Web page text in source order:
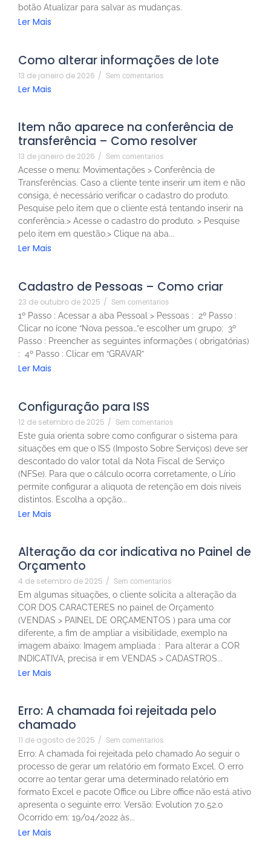
botão Atualizar para salvar as mudanças.
Ler Mais
Como alterar informações de lote
13 de janeiro de 2026 / Sem comentarios
Ler Mais
Item não aparece na conferência de
transferência – Como resolver
13 de janeiro de 2026 / Sem comentarios
Acesse o menu: Movimentações > Conferência de
Transferências. Caso a cliente tente inserir um item e não
consiga, é necessário verificar o cadastro do produto.
Pesquise pelo item que o cliente está tentando inserir na
conferência.> Acesse o cadastro do produto. > Pesquise
pelo item em questão.> Clique na aba...
Ler Mais
Cadastro de Pessoas – Como criar
23 de outubro de 2025 / Sem comentarios
1º Passo : Acessar a aba Pessoal > Pessoas : 2º Passo :
Clicar no ícone “Nova pessoa…”e escolher um grupo: 3º
Passo : Preencher as seguintes informações ( obrigatórias)
: 4º Passo : Clicar em “GRAVAR”
Ler Mais
Configuração para ISS
12 de setembro de 2025 / Sem comentarios
Este guia orienta sobre como configurar o sistema para
situações em que o ISS (Imposto Sobre Serviços) deve ser
descontado do valor total da Nota Fiscal de Serviço
(NFSe). Para que o cálculo ocorra corretamente, o Lírio
permite configurar a alíquota de retenção em dois níveis
distintos. Escolha a opção...
Ler Mais
Alteração da cor indicativa no Painel de
Orçamento
4 de setembro de 2025 / Sem comentarios
Em algumas situações, o cliente solicita a alteração da
COR DOS CARACTERES no painel de Orçamento
(VENDAS > PAINEL DE ORÇAMENTOS ) para uma cor
diferente, a fim de ampliar a visibilidade, exemplo na
imagem abaixo: Imagem ampliada : Para alterar a COR
INDICATIVA, precisa ir em VENDAS > CADASTROS...
Ler Mais
Erro: A chamada foi rejeitada pelo
chamado
11 de agosto de 2025 / Sem comentarios
Erro: A chamada foi rejeitada pelo chamado Ao seguir o
processo de gerar um relatório em formato Excel. O erro
ocorre ao tentar gerar uma determinado relatório em
formato Excel e pacote Office ou Libre office não está ativo
apresenta o seguinte erro: Versão: Evolution 7.0.52.0
Ocorrido em: 19/04/2022 às...
Ler Mais